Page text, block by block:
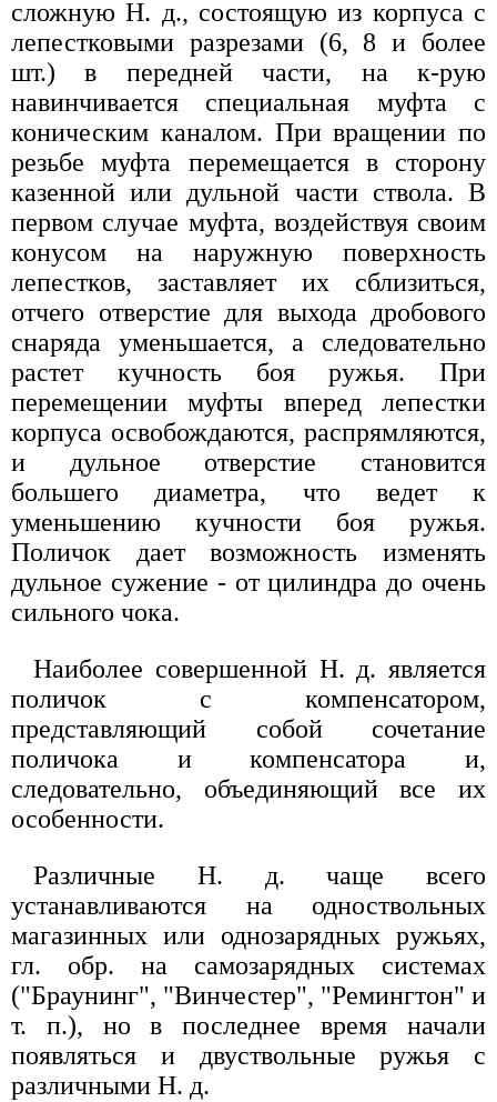
сложную Н. д., состоящую из корпуса с
лепестковыми разрезами (6, 8 и более
шт.) в передней части, на к-рую
навинчивается специальная муфта с
коническим каналом. При вращении по
резьбе муфта перемещается в сторону
казенной или дульной части ствола. В
первом случае муфта, воздействуя своим
конусом на наружную поверхность
лепестков, заставляет их сблизиться,
отчего отверстие для выхода дробового
снаряда уменьшается, а следовательно
растет кучность боя ружья. При
перемещении муфты вперед лепестки
корпуса освобождаются, распрямляются,
и дульное отверстие становится
большего диаметра, что ведет к
уменьшению кучности боя ружья.
Поличок дает возможность изменять
дульное сужение - от цилиндра до очень
сильного чока.
Наиболее совершенной Н. д. является
поличок с компенсатором,
представляющий собой сочетание
поличока и компенсатора и,
следовательно, объединяющий все их
особенности.
Различные Н. д. чаще всего
устанавливаются на одноствольных
магазинных или однозарядных ружьях,
гл. обр. на самозарядных системах
("Браунинг", "Винчестер", "Ремингтон" и
т. п.), но в последнее время начали
появляться и двуствольные ружья с
различными Н. д.